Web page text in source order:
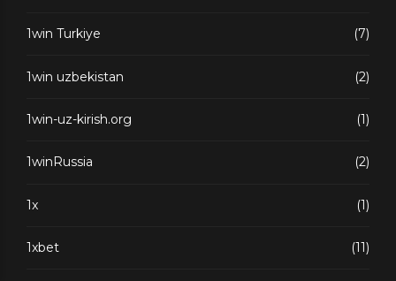
1win Turkiye (7)
1win uzbekistan (2)
1win-uz-kirish.org (1)
1winRussia (2)
1x (1)
1xbet (11)